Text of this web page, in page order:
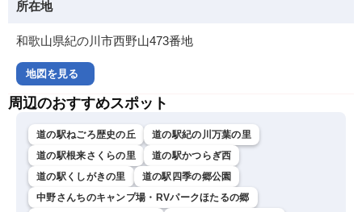
所在地
和歌山県紀の川市西野山473番地
地図を見る
周辺のおすすめスポット
道の駅ねごろ歴史の丘
道の駅紀の川万葉の里
道の駅根来さくらの里
道の駅かつらぎ西
道の駅くしがきの里
道の駅四季の郷公園
中野さんちのキャンプ場・RVパークほたるの郷